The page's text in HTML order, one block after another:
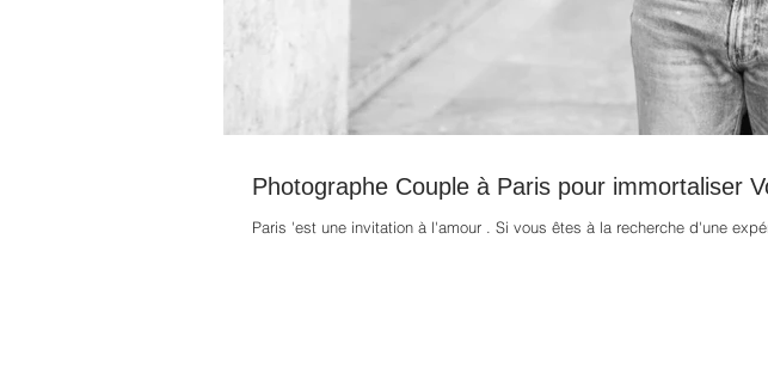
Photographe Couple à Paris pour immortaliser
Paris 'est une invitation à l'amour . Si vous êtes à la recherche d'une